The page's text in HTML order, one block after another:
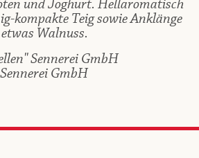
und Joghurt. Hellaromatisch
kompakte Teig sowie Anklänge
Walnuss.
Sennerei GmbH
GmbH